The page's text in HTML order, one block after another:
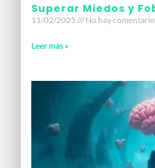
Superar Miedos y
11/02/2025 No hay
Leer más »